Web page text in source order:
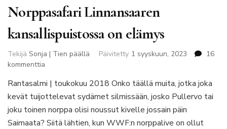
Norppasafari Linnansaaren
kansallispuistossa on elämys
Tekijä Sonja | Tien päällä Päivitetty 1 syyskuun, 2023
16
kommenttia
Linnansaaren
kansallispuistossa
on
elämys
Rantasalmi | toukokuu 2018 Onko täällä muita, jotka joka
kevät tuijottelevat sydämet silmissään, josko Pullervo tai
joku toinen norppa olisi noussut kivelle jossain päin
Saimaata? Siitä lähtien, kun WWF:n norppalive on ollut